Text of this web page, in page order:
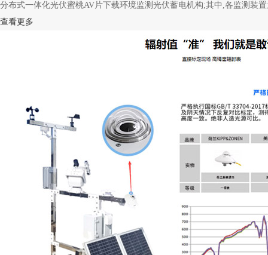
分布式一体化光伏蜜桃AV片下载环境监测光伏蓄电机构;其中,各监测装置
查看更多